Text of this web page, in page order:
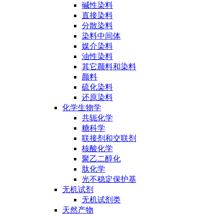
碱性染料
直接染料
分散染料
染料中间体
媒介染料
油性染料
其它颜料和染料
颜料
硫化染料
还原染料
化学生物学
共轭化学
糖科学
联接剂和交联剂
核酸化学
聚乙二醇化
肽化学
光不稳定保护基
无机试剂
无机试剂类
天然产物